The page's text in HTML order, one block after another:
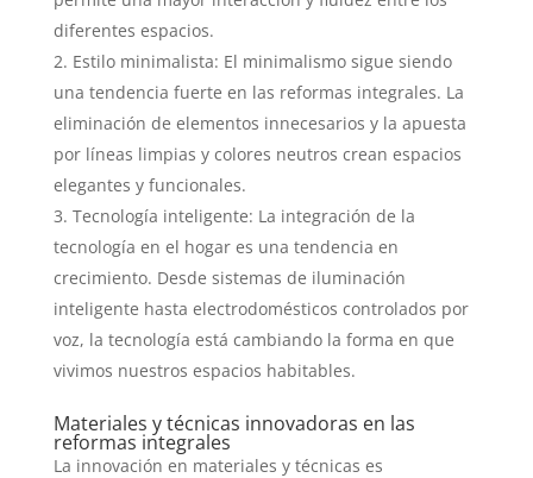
diferentes espacios.
Estilo minimalista: El minimalismo sigue siendo
una tendencia fuerte en las reformas integrales. La
eliminación de elementos innecesarios y la apuesta
por líneas limpias y colores neutros crean espacios
elegantes y funcionales.
Tecnología inteligente: La integración de la
tecnología en el hogar es una tendencia en
crecimiento. Desde sistemas de iluminación
inteligente hasta electrodomésticos controlados por
voz, la tecnología está cambiando la forma en que
vivimos nuestros espacios habitables.
Materiales y técnicas innovadoras en las
reformas integrales
La innovación en materiales y técnicas es